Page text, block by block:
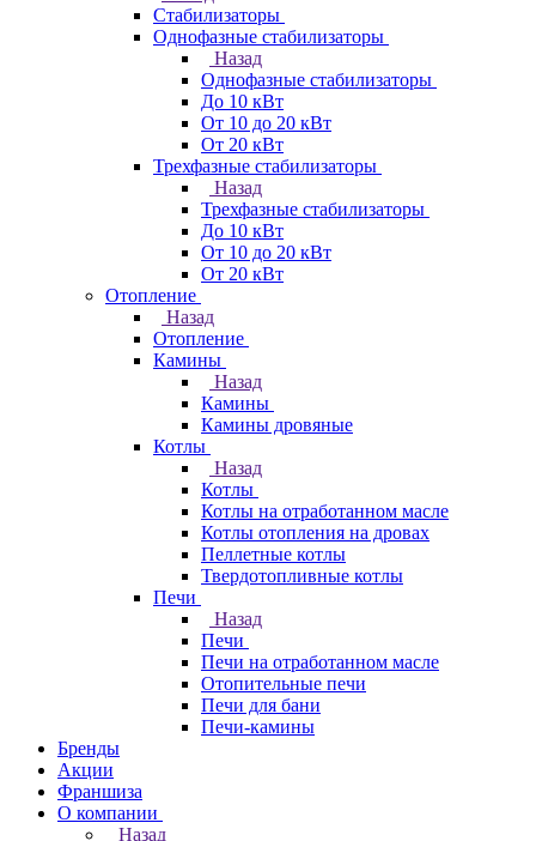
Стабилизаторы
Однофазные стабилизаторы
Назад
Однофазные стабилизаторы
До 10 кВт
От 10 до 20 кВт
От 20 кВт
Трехфазные стабилизаторы
Назад
Трехфазные стабилизаторы
До 10 кВт
От 10 до 20 кВт
От 20 кВт
Отопление
Назад
Отопление
Камины
Назад
Камины
Камины дровяные
Котлы
Назад
Котлы
Котлы на отработанном масле
Котлы отопления на дровах
Пеллетные котлы
Твердотопливные котлы
Печи
Назад
Печи
Печи на отработанном масле
Отопительные печи
Печи для бани
Печи-камины
Бренды
Акции
Франшиза
О компании
Назад